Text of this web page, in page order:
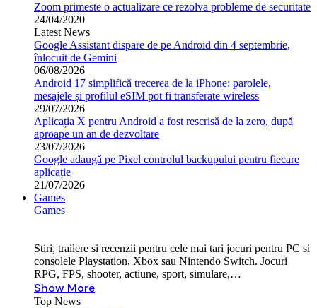
Zoom primeste o actualizare ce rezolva probleme de securitate
24/04/2020
Latest News
Google Assistant dispare de pe Android din 4 septembrie,
înlocuit de Gemini
06/08/2026
Android 17 simplifică trecerea de la iPhone: parolele,
mesajele și profilul eSIM pot fi transferate wireless
29/07/2026
Aplicația X pentru Android a fost rescrisă de la zero, după
aproape un an de dezvoltare
23/07/2026
Google adaugă pe Pixel controlul backupului pentru fiecare
aplicație
21/07/2026
Games
Games
Stiri, trailere si recenzii pentru cele mai tari jocuri pentru PC si
consolele Playstation, Xbox sau Nintendo Switch. Jocuri
RPG, FPS, shooter, actiune, sport, simulare,…
Show More
Top News